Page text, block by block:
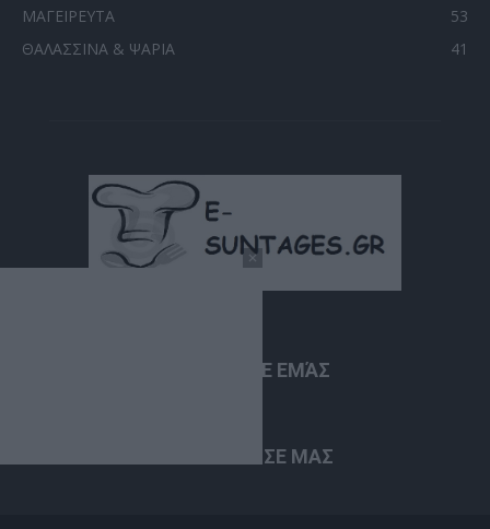
ΜΑΓΕΙΡΕΥΤΑ
53
ΘΑΛΑΣΣΙΝΑ & ΨΑΡΙΑ
41
ΣΧΕΤΙΚΆ ΜΕ ΕΜΆΣ
ΑΚΟΛΟΥΘΗΣΕ ΜΑΣ